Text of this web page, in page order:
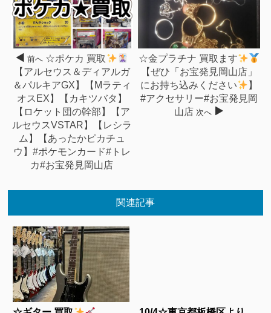
前へ ☆ポケカ 買取
【アルセウス＆ディアルガ
＆パルキアGX】【Mラティ
オスEX】【カキツバタ】
【ロケット団の幹部】【ア
ルセウスVSTAR】【レシラ
ム】【あったかピカチュ
ウ】#ポケモンカード#トレ
カ#お宝発見岡山店
☆金プラチナ 買取ます
【ぜひ「お宝発見岡山店」
にお持ち込みください
】
#アクセサリー#お宝発見岡
山店 次へ
関連記事